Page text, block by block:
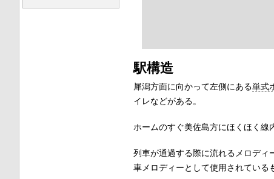
駅構造
犀潟方面に向かって左側にある単式
イレなどがある。
ホームのすぐ美佐島方にほくほく線
列車が通過する際に流れるメロディ
車メロディーとして使用されている